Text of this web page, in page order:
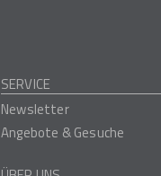
SERVICE
Newsletter
Angebote & Gesuche